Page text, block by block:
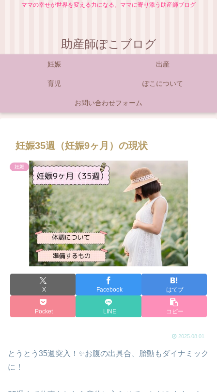
ママの幸せが世界を変える力になる。ママに寄り添う助産師ブログ
助産師ぽこブログ
妊娠 出産
育児 ぽこについて
お問い合わせフォーム
妊娠35週（妊娠9ヶ月）の現状
妊娠
X Facebook はてブ
Pocket LINE コピー
2025.08.01
とうとう35週突入！✨️お腹の出具合、胎動もダイナミック
に！